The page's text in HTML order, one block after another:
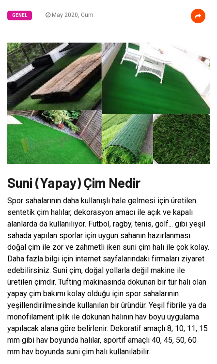
GENEL May 2020, Cum
Suni (Yapay) Çim Nedir
Spor sahalarının daha kullanışlı hale gelmesi için üretilen
sentetik çim halılar, dekorasyon amacı ile açık ve kapalı
alanlarda da kullanılıyor. Futbol, ragby, tenis, golf... gibi yeşil
sahada yapılan sporlar için uygun sahanın hazırlanması
doğal çim ile zor ve zahmetli iken suni çim halı ile çok kolay.
Daha fazla bilgi için internet sayfalarındaki firmaları ziyaret
edebilirsiniz. Suni çim, doğal yollarla değil makine ile
üretilen çimdir. Tufting makinasında dokunan bir tür halı olan
yapay çim bakımı kolay olduğu için spor sahalarının
yeşillendirilmesinde kullanılan bir üründür. Yeşil fibrile ya da
monofilament iplik ile dokunan halının hav boyu uygulama
yapılacak alana göre belirlenir. Dekoratif amaçlı 8, 10, 11, 15
mm gibi hav boyunda halılar, sportif amaçlı 40, 45, 50, 60
mm hav boyunda suni çim halı kullanılabilir.